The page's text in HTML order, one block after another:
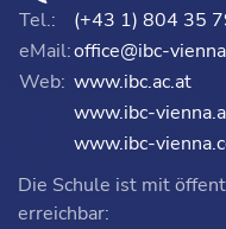
Tel.:
(+43 1) 804 35
eMail:office@ibc-
Web: www.ibc.ac.at
www.ibc-
www.ibc-
Die Schule ist mit
erreichbar: